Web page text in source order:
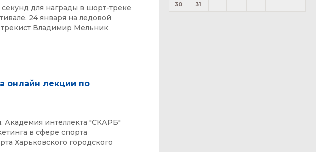
для награды в шорт-треке
24 января на ледовой
Владимир Мельник
онлайн лекции по
Академия интеллекта "СКАРБ"
в сфере спорта
Харьковского городского
30 31